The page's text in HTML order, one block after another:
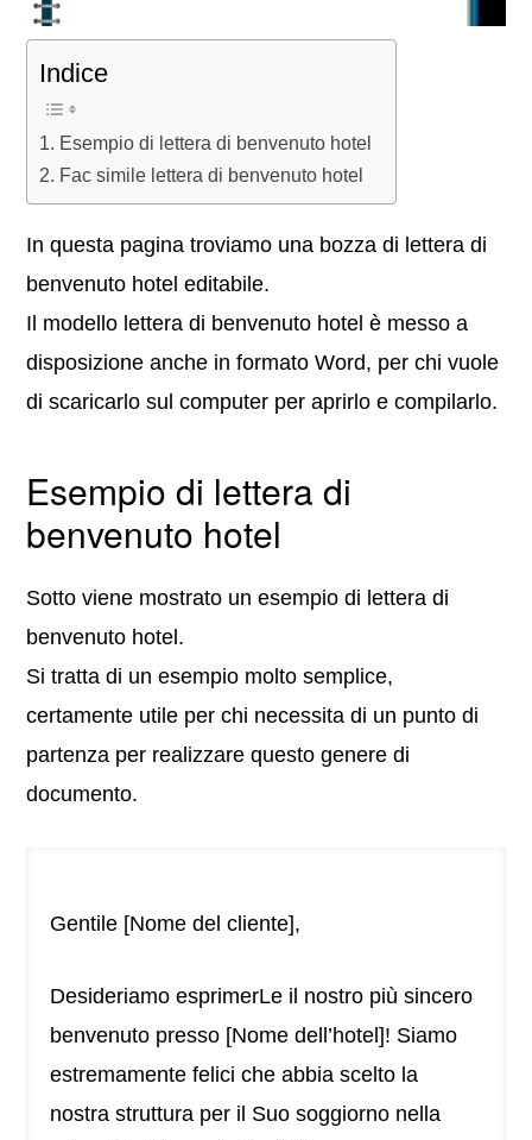
Indice
Esempio di lettera di benvenuto hotel
Fac simile lettera di benvenuto hotel
In questa pagina troviamo una bozza di lettera di
benvenuto hotel editabile.
Il modello lettera di benvenuto hotel è messo a
disposizione anche in formato Word, per chi vuole
di scaricarlo sul computer per aprirlo e compilarlo.
Esempio di lettera di
benvenuto hotel
Sotto viene mostrato un esempio di lettera di
benvenuto hotel.
Si tratta di un esempio molto semplice,
certamente utile per chi necessita di un punto di
partenza per realizzare questo genere di
documento.
Gentile [Nome del cliente],
Desideriamo esprimerLe il nostro più sincero
benvenuto presso [Nome dell’hotel]! Siamo
estremamente felici che abbia scelto la
nostra struttura per il Suo soggiorno nella